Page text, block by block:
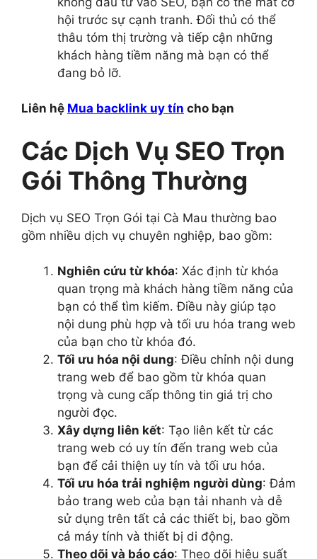
hội trước sự cạnh tranh. Đối thủ có thể
thâu tóm thị trường và tiếp cận những
khách hàng tiềm năng mà bạn có thể
đang bỏ lỡ.
Liên hệ Mua backlink uy tín cho bạn
Các Dịch Vụ SEO Trọn
Gói Thông Thường
Dịch vụ SEO Trọn Gói tại Cà Mau thường bao
gồm nhiều dịch vụ chuyên nghiệp, bao gồm:
Nghiên cứu từ khóa: Xác định từ khóa
quan trọng mà khách hàng tiềm năng của
bạn có thể tìm kiếm. Điều này giúp tạo
nội dung phù hợp và tối ưu hóa trang web
của bạn cho từ khóa đó.
Tối ưu hóa nội dung: Điều chỉnh nội dung
trang web để bao gồm từ khóa quan
trọng và cung cấp thông tin giá trị cho
người đọc.
Xây dựng liên kết: Tạo liên kết từ các
trang web có uy tín đến trang web của
bạn để cải thiện uy tín và tối ưu hóa.
Tối ưu hóa trải nghiệm người dùng: Đảm
bảo trang web của bạn tải nhanh và dễ
sử dụng trên tất cả các thiết bị, bao gồm
cả máy tính và thiết bị di động.
Theo dõi và báo cáo: Theo dõi hiệu suất